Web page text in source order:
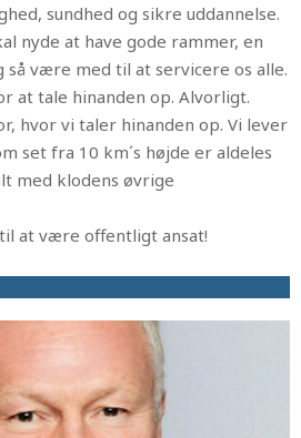
sundhed og sikre uddannelse.
nyde at have gode rammer, en
så være med til at servicere os alle.
at tale hinanden op. Alvorligt.
hvor vi taler hinanden op. Vi lever
set fra 10 km´s højde er aldeles
med klodens øvrige
at være offentligt ansat!